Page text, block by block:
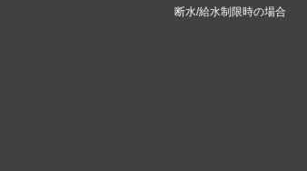
断水/給水制限時の場合